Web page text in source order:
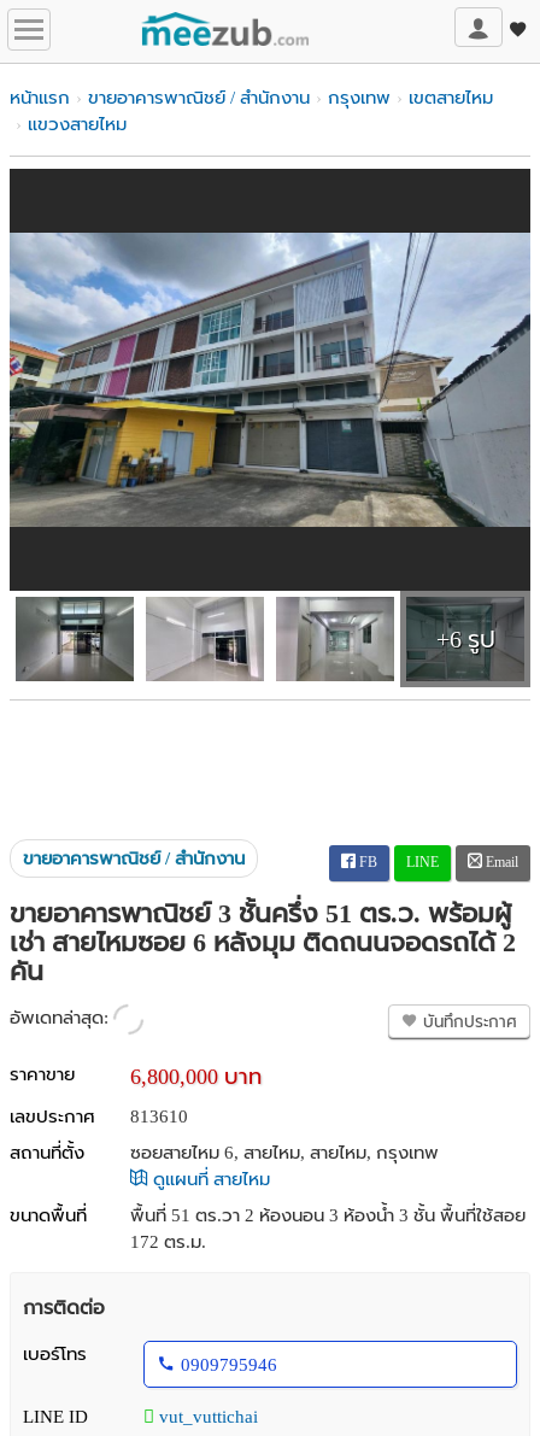
หน้าแรก ขายอาคารพาณิชย์ / สำนักงาน กรุงเทพ
เขตสายไหม
แขวงสายไหม
+6 รูป
ขายอาคารพาณิชย์ / สำนักงาน FB LINE Email
ขายอาคารพาณิชย์ 3 ชั้นครึ่ง 51 ตร.ว. พร้อมผู้
เช่า สายไหมซอย 6 หลังมุม ติดถนนจอดรถได้ 2
คัน
อัพเดทล่าสุด: บันทึกประกาศ
ราคาขาย 6,800,000 บาท
เลขประกาศ
813610
สถานที่ตั้ง
ซอยสายไหม 6, สายไหม, สายไหม, กรุงเทพ
ดูแผนที่ สายไหม
ขนาดพื้นที่
พื้นที่ 51 ตร.วา 2 ห้องนอน 3 ห้องน้ำ 3 ชั้น พื้นที่ใช้สอย
172 ตร.ม.
การติดต่อ
เบอร์โทร
0909795946
LINE ID vut_vuttichai